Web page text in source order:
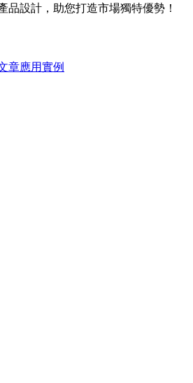
品設計，助您打造市場獨特優勢！
章應⽤實例